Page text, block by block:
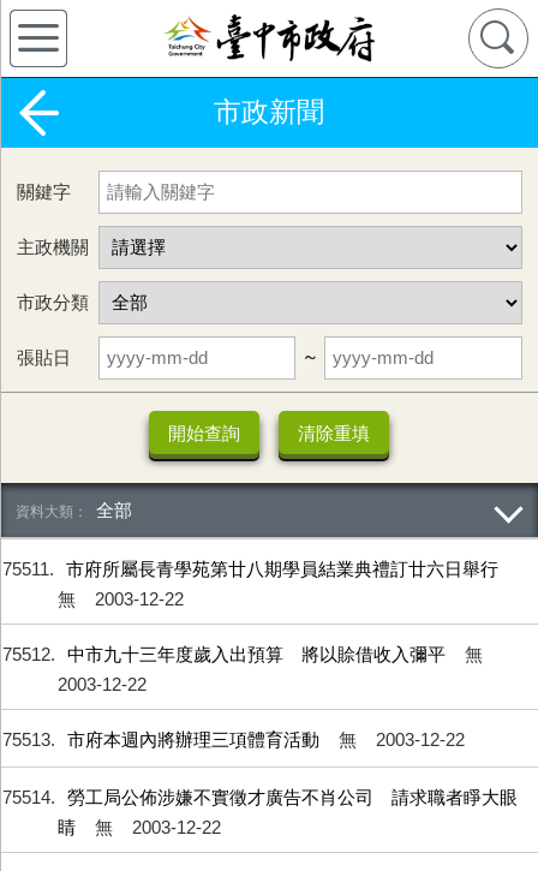
市政新聞
關鍵字
主政機關
市政分類
張貼日 ~
全部
75511
市府所屬長青學苑第廿八期學員結業典禮訂廿六日舉行
無
2003-12-22
75512 中市九十三年度歲入出預算 將以賒借收入彌平
無
2003-12-22
75513 市府本週內將辦理三項體育活動 無 2003-12-22
75514
勞工局公佈涉嫌不實徵才廣告不肖公司 請求職者睜大眼
睛
無 2003-12-22